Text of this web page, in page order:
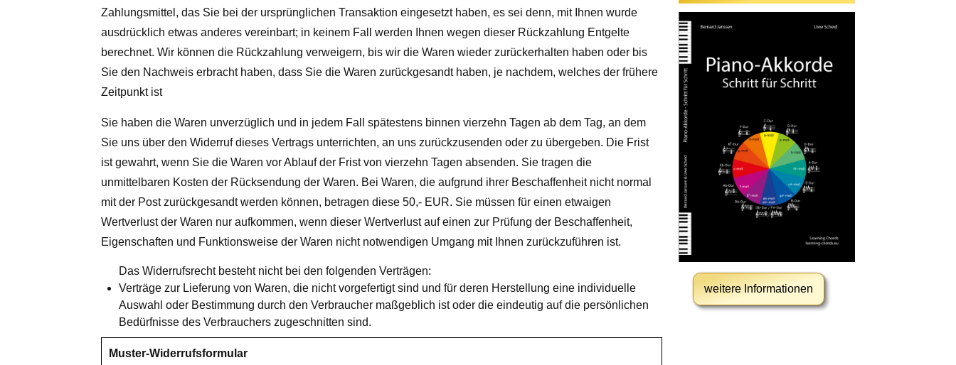
Zahlungsmittel, das Sie bei der ursprünglichen Transaktion eingesetzt haben, es sei denn, mit Ihnen wurde
ausdrücklich etwas anderes vereinbart; in keinem Fall werden Ihnen wegen dieser Rückzahlung Entgelte
berechnet. Wir können die Rückzahlung verweigern, bis wir die Waren wieder zurückerhalten haben oder bis
Sie den Nachweis erbracht haben, dass Sie die Waren zurückgesandt haben, je nachdem, welches der frühere
Zeitpunkt ist
Sie haben die Waren unverzüglich und in jedem Fall spätestens binnen vierzehn Tagen ab dem Tag, an dem
Sie uns über den Widerruf dieses Vertrags unterrichten, an uns zurückzusenden oder zu übergeben. Die Frist
ist gewahrt, wenn Sie die Waren vor Ablauf der Frist von vierzehn Tagen absenden. Sie tragen die
unmittelbaren Kosten der Rücksendung der Waren. Bei Waren, die aufgrund ihrer Beschaffenheit nicht normal
mit der Post zurückgesandt werden können, betragen diese 50,- EUR. Sie müssen für einen etwaigen
Wertverlust der Waren nur aufkommen, wenn dieser Wertverlust auf einen zur Prüfung der Beschaffenheit,
Eigenschaften und Funktionsweise der Waren nicht notwendigen Umgang mit Ihnen zurückzuführen ist.
Das Widerrufsrecht besteht nicht bei den folgenden Verträgen:
Verträge zur Lieferung von Waren, die nicht vorgefertigt sind und für deren Herstellung eine individuelle
Auswahl oder Bestimmung durch den Verbraucher maßgeblich ist oder die eindeutig auf die persönlichen
Bedürfnisse des Verbrauchers zugeschnitten sind.
Muster-Widerrufsformular
weitere Informationen